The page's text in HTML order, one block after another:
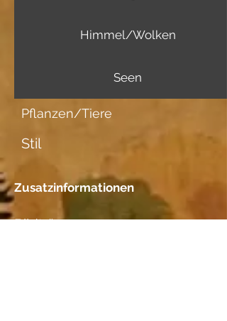
Himmel/Wolken
Seen
Pflanzen/Tiere
Stil
Zusatzinformationen
Bildträger